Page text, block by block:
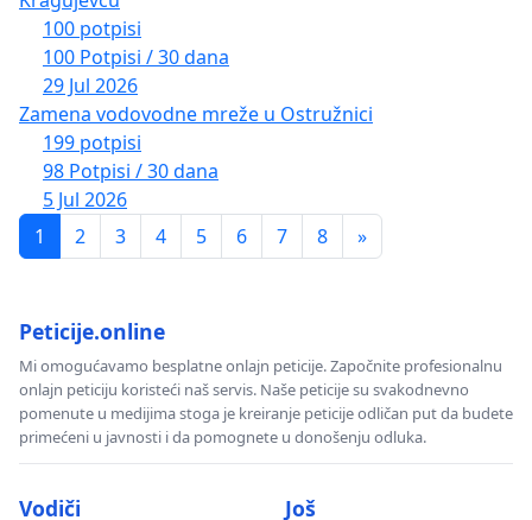
100 potpisi
100 Potpisi / 30 dana
29 Jul 2026
Zamena vodovodne mreže u Ostružnici
199 potpisi
98 Potpisi / 30 dana
5 Jul 2026
1
2 3 4 5 6 7 8 »
Peticije.online
Mi omogućavamo besplatne onlajn peticije. Započnite profesionalnu
onlajn peticiju koristeći naš servis. Naše peticije su svakodnevno
pomenute u medijima stoga je kreiranje peticije odličan put da budete
primećeni u javnosti i da pomognete u donošenju odluka.
Vodiči Još